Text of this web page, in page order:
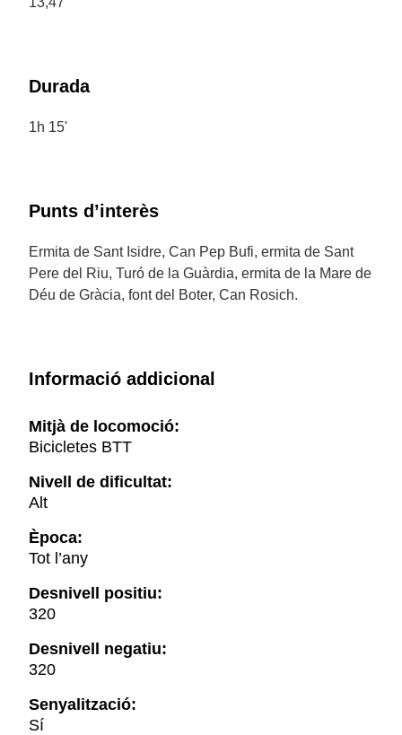
Durada
1h 15'
Punts d’interès
Ermita de Sant Isidre, Can Pep Bufi, ermita de Sant
Pere del Riu, Turó de la Guàrdia, ermita de la Mare de
Déu de Gràcia, font del Boter, Can Rosich.
Informació addicional
Mitjà de locomoció:
Bicicletes BTT
Nivell de dificultat:
Alt
Època:
Tot l’any
Desnivell positiu:
320
Desnivell negatiu:
320
Senyalització:
Sí